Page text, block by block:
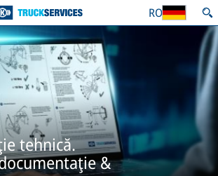
RO
tehnică.
&